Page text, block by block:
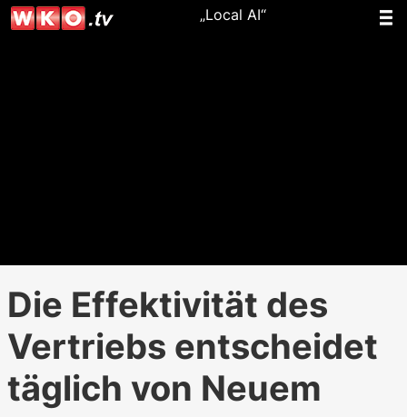
„Local AI“
Die Effektivität des
Vertriebs entscheidet
täglich von Neuem